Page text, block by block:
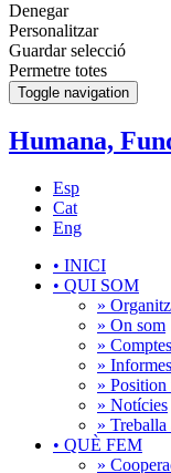
Denegar
Personalitzar
Guardar selecció
Permetre totes
Toggle navigation
Humana,
Esp
Cat
Eng
• INICI
• QUI SOM
»
» On som
»
» Informes
» Position
» Notícies
» Treballa
• QUÈ FEM
»